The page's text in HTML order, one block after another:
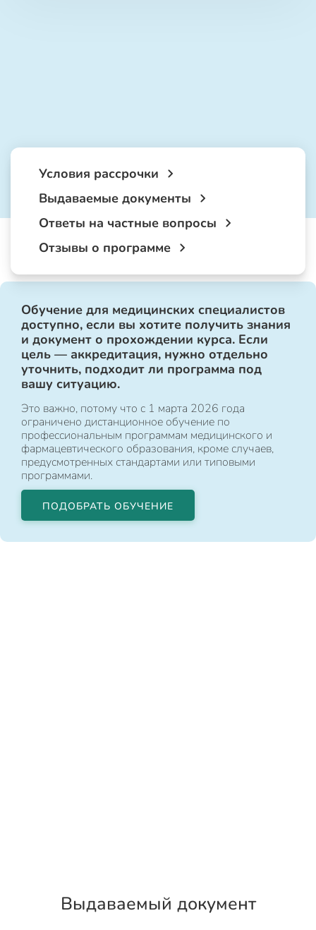
Условия рассрочки
Выдаваемые документы
Ответы на частные вопросы
Отзывы о программе
Обучение для медицинских специалистов
доступно, если вы хотите получить знания
и документ о прохождении курса. Если
цель — аккредитация, нужно отдельно
уточнить, подходит ли программа под
вашу ситуацию.
Это важно, потому что с 1 марта 2026 года
ограничено дистанционное обучение по
профессиональным программам медицинского и
фармацевтического образования, кроме случаев,
предусмотренных стандартами или типовыми
программами.
ПОДОБРАТЬ ОБУЧЕНИЕ
Выдаваемый документ